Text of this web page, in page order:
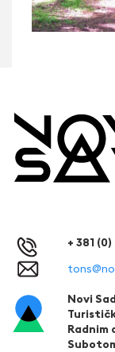
+ 381
Novi
Radnim